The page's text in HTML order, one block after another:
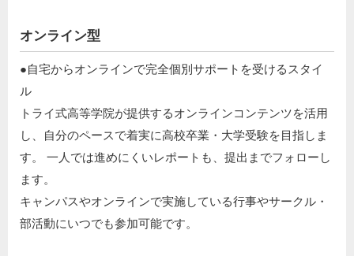
オンライン型
●自宅からオンラインで完全個別サポートを受けるスタイ
ル​
トライ式高等学院が提供するオンラインコンテンツを活用
し、自分のペースで着実に高校卒業・大学受験を目指しま
す。 一人では進めにくいレポートも、提出までフォローし
ます。​
キャンパスやオンラインで実施している行事やサークル・
部活動にいつでも参加可能です。